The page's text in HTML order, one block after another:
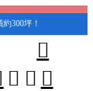
300坪！
 

